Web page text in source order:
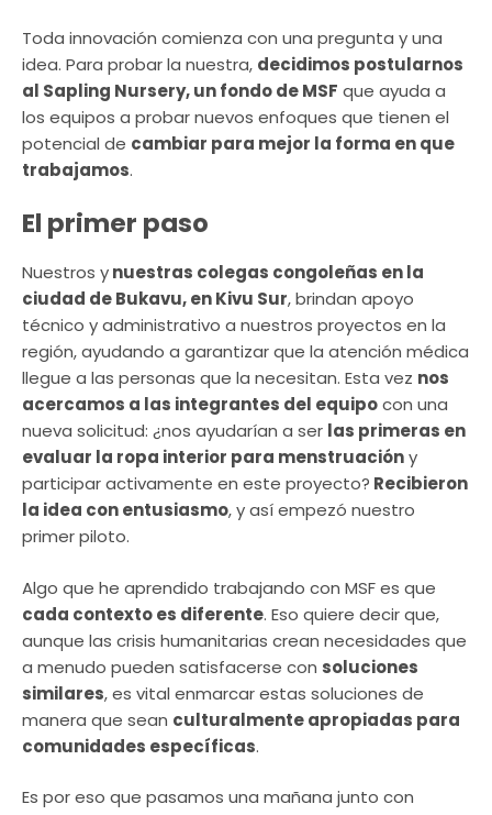
Toda innovación comienza con una pregunta y una
idea. Para probar la nuestra, decidimos postularnos
al Sapling Nursery, un fondo de MSF que ayuda a
los equipos a probar nuevos enfoques que tienen el
potencial de cambiar para mejor la forma en que
trabajamos.
El primer paso
Nuestros ynuestras colegas congoleñas en la
ciudad de Bukavu, en Kivu Sur, brindan apoyo
técnico y administrativo a nuestros proyectos en la
región, ayudando a garantizar que la atención médica
llegue a las personas que la necesitan. Esta vez nos
acercamos a las integrantes del equipocon una
nueva solicitud: ¿nos ayudarían a ser las primeras en
evaluar la ropa interior para menstruacióny
participar activamente en este proyecto? Recibieron
la idea con entusiasmo, y así empezó nuestro
primer piloto.
Algo que he aprendido trabajando con MSF es que
cada contexto es diferente. Eso quiere decir que,
aunque las crisis humanitarias crean necesidades que
a menudo pueden satisfacerse con soluciones
similares, es vital enmarcar estas soluciones de
manera que sean culturalmente apropiadas para
comunidades específicas.
Es por eso que pasamos una mañana junto con